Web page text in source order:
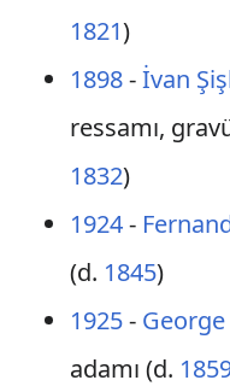
1821)
1898-İvan
ressamı,
1832)
1924-
(d. 1845)
1925-
adamı (d.